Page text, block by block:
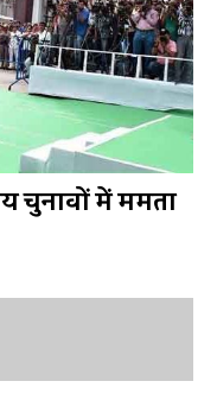
चुनावों में ममता